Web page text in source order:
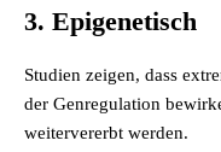
3. Epigenetisch
Studien zeigen, dass
der Genregulation
weitervererbt werden.